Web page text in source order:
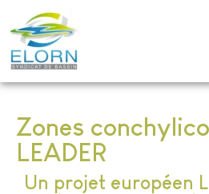
Zones
LEADER
Un projet européen